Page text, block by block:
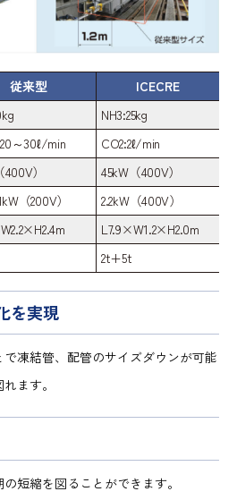
従来型
ICECRE
NH3:25kg
～30ℓ/min
CO2:2ℓ/min
）
45kW（400V）
（200V）
2.2kW（400V）
L7.9×W1.2×H2.0m
2t+5t
を実現
凍結管、配管のサイズダウンが可能
ます。
短縮を図ることができます。